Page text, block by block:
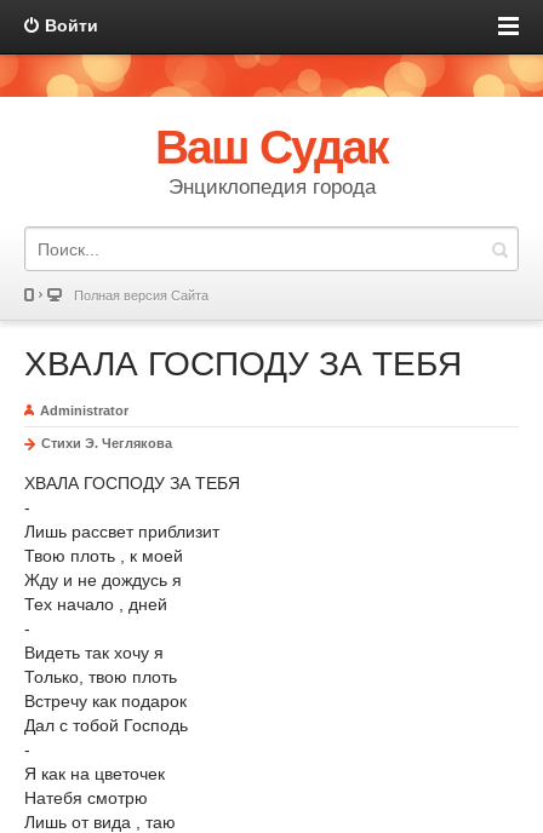
Войти
Ваш Судак
Энциклопедия города
Полная версия Сайта
ХВАЛА ГОСПОДУ ЗА ТЕБЯ
Administrator
Стихи Э. Чеглякова
ХВАЛА ГОСПОДУ ЗА ТЕБЯ
-
Лишь рассвет приблизит
Твою плоть , к моей
Жду и не дождусь я
Тех начало , дней
-
Видеть так хочу я
Только, твою плоть
Встречу как подарок
Дал с тобой Господь
-
Я как на цветочек
Натебя смотрю
Лишь от вида , таю